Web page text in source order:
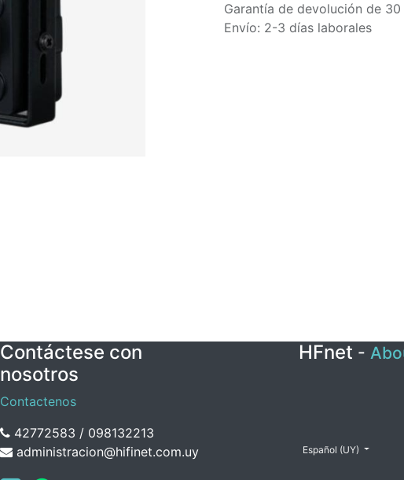
Garantía de devolución de 30
Envío: 2-3 días laborales
Contáctese con
nosotros
Contactenos
42772583 / 098132213
administracion@hifinet.com.uy
HFnet -
Español (UY)